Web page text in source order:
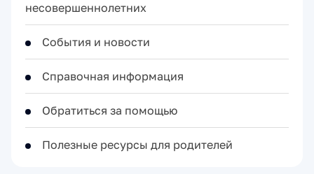
несовершеннолетних
События и новости
Справочная информация
Обратиться за помощью
Полезные ресурсы для родителей